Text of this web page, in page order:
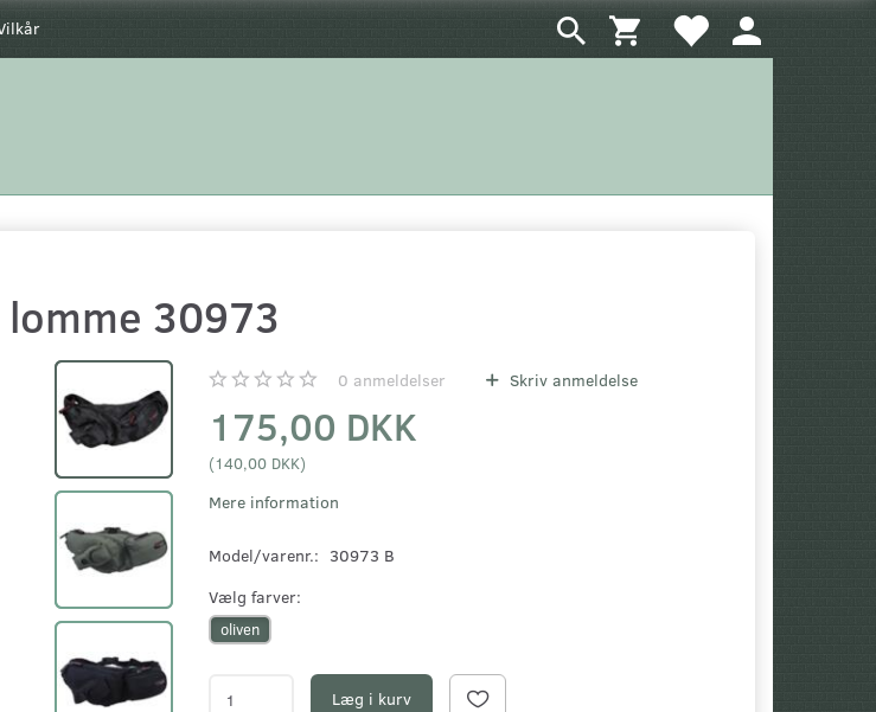
30973
0 anmeldelser Skriv anmeldelse
175,00 DKK
(140,00 DKK)
Mere information
Model/varenr.: 30973 B
Vælg farver:
oliven
Læg i kurv